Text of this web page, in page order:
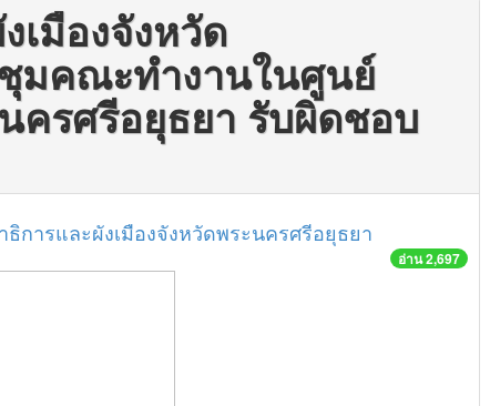
เมืองจังหวัด
มคณะทำงานในศูนย์
รศรีอยุธยา รับผิดชอบ
ธิการและผังเมืองจังหวัดพระนครศรีอยุธยา
อ่าน 2,697